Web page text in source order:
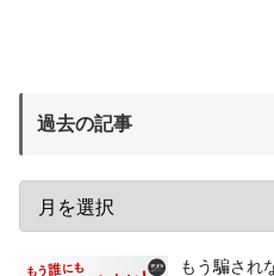
過去の記事
もう騙され